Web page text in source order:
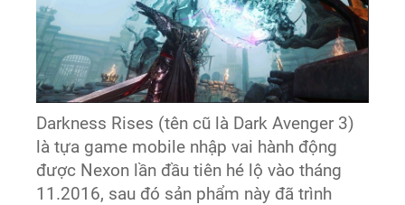
Darkness Rises (tên cũ là Dark Avenger 3)
là tựa game mobile nhập vai hành động
được Nexon lần đầu tiên hé lộ vào tháng
11.2016, sau đó sản phẩm này đã trình